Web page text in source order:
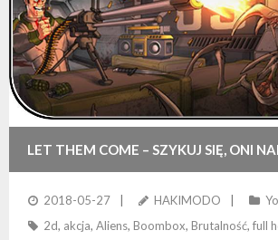
LET THEM COME – SZYKUJ SIĘ, ONI
2018-05-27 HAKIMODO
2d, akcja, Aliens, Boombox, Brutalność, full